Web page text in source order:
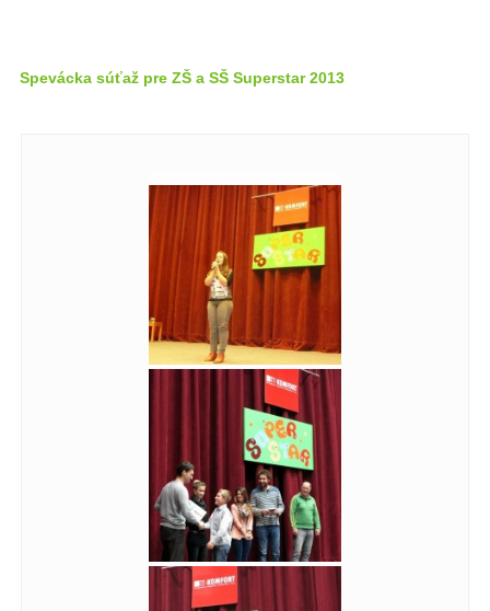
Spevácka súťaž pre ZŠ a SŠ Superstar 2013